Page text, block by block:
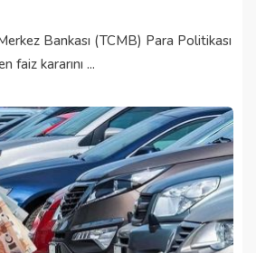
Bankası (TCMB) Para Politikası
faiz kararını ...